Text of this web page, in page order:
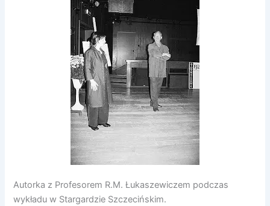
Autorka z Profesorem R.M. Łukaszewiczem podczas
wykładu w Stargardzie Szczecińskim.